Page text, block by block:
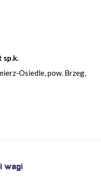
sp.k.
Osiedle, pow. Brzeg,